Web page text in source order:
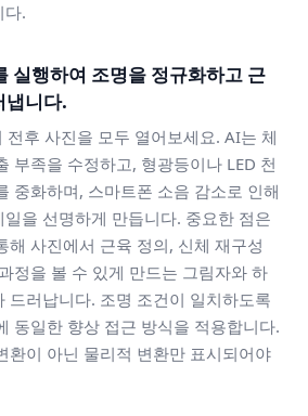
다.
실행하여 조명을 정규화하고 근
냅니다.
전후 사진을 모두 열어보세요. AI는 체
부족을 수정하고, 형광등이나 LED 천
중화하며, 스마트폰 소음 감소로 인해
을 선명하게 만듭니다. 중요한 점은
해 사진에서 근육 정의, 신체 재구성
정을 볼 수 있게 만드는 그림자와 하
드러납니다. 조명 조건이 일치하도록
동일한 향상 접근 방식을 적용합니다.
환이 아닌 물리적 변환만 표시되어야